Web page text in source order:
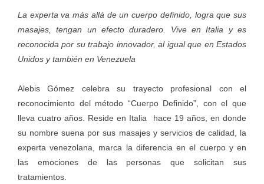
La experta va más allá de un cuerpo definido, logra que sus
masajes, tengan un efecto duradero. Vive en Italia y es
reconocida por su trabajo innovador, al igual que en Estados
Unidos y también en Venezuela
Alebis Gómez celebra su trayecto profesional con el
reconocimiento del método “Cuerpo Definido”, con el que
lleva cuatro años. Reside en Italia hace 19 años, en donde
su nombre suena por sus masajes y servicios de calidad, la
experta venezolana, marca la diferencia en el cuerpo y en
las emociones de las personas que solicitan sus
tratamientos.